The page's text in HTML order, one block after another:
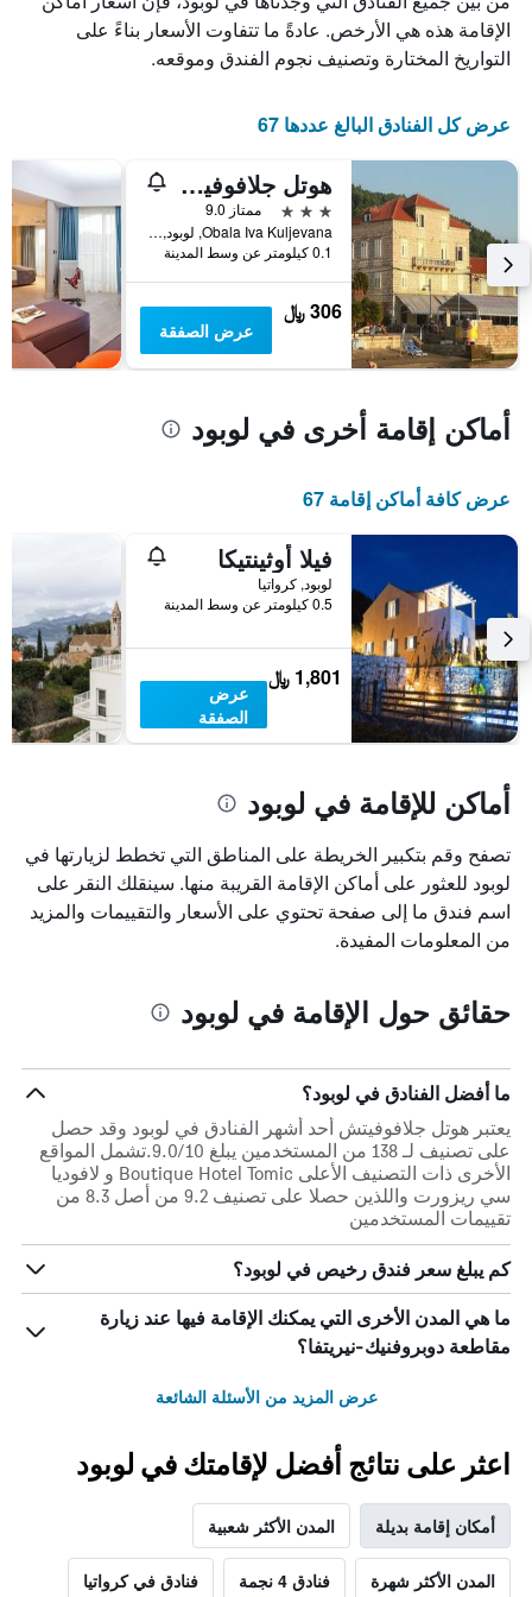
الذي
يعرض
أيام
يتضمن
المخطط
التالي
محور
Y
الذي
يعرض
متوسط
سعر
غرفة
الإقامة هذه هي الأرخص. عادةً ما تتفاوت الأسعار بناءً على
التواريخ المختارة وتصنيف نجوم الفندق وموقعه.
عرض كل الفنادق البالغ عددها 67
هوتل جلافوفيتش
3 نجوم
ممتاز 9.0
Obala Iva Kuljevana, لوبود, كرواتيا
0.1 كيلومتر عن وسط المدينة
306 ﷼
عرض الصفقة
أماكن إقامة أخرى في لوبود
عرض كافة أماكن إقامة 67
فيلا أوثينتيكا
لوبود, كرواتيا
0.5 كيلومتر عن وسط المدينة
1,801 ﷼
عرض
الصفقة
أماكن للإقامة في لوبود
تصفح وقم بتكبير الخريطة على المناطق التي تخطط لزيارتها في
لوبود للعثور على أماكن الإقامة القريبة منها. سينقلك النقر على
اسم فندق ما إلى صفحة تحتوي على الأسعار والتقييمات والمزيد
من المعلومات المفيدة.
حقائق حول الإقامة في لوبود
ما أفضل الفنادق في لوبود؟
يعتبر هوتل جلافوفيتش أحد أشهر الفنادق في لوبود وقد حصل
على تصنيف لـ 138 من المستخدمين يبلغ 9.0/10.تشمل المواقع
الأخرى ذات التصنيف الأعلى Boutique Hotel Tomic و لافوديا
سي ريزورت واللذين حصلا على تصنيف 9.2 من أصل 8.3 من
تقييمات المستخدمين
كم يبلغ سعر فندق رخيص في لوبود؟
ما هي المدن الأخرى التي يمكنك الإقامة فيها عند زيارة
مقاطعة دوبروفنيك-نيريتفا؟
عرض المزيد من الأسئلة الشائعة
اعثر على نتائج أفضل لإقامتك في لوبود
أمكان إقامة بديلة المدن الأكثر شعبية
المدن الأكثر شهرة فنادق 4 نجمة فنادق في كرواتيا